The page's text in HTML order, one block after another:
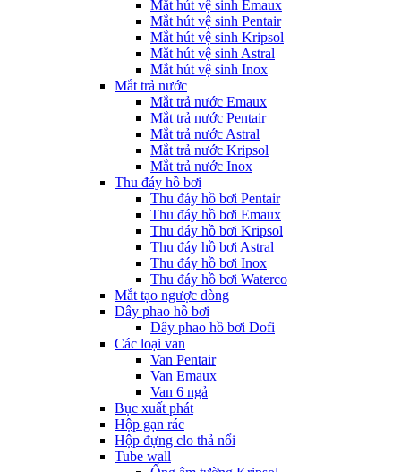
Mắt hút vệ sinh Emaux
Mắt hút vệ sinh Pentair
Mắt hút vệ sinh Kripsol
Mắt hút vệ sinh Astral
Mắt hút vệ sinh Inox
Mắt trả nước
Mắt trả nước Emaux
Mắt trả nước Pentair
Mắt trả nước Astral
Mắt trả nước Kripsol
Mắt trả nước Inox
Thu đáy hồ bơi
Thu đáy hồ bơi Pentair
Thu đáy hồ bơi Emaux
Thu đáy hồ bơi Kripsol
Thu đáy hồ bơi Astral
Thu đáy hồ bơi Inox
Thu đáy hồ bơi Waterco
Mắt tạo ngược dòng
Dây phao hồ bơi
Dây phao hồ bơi Dofi
Các loại van
Van Pentair
Van Emaux
Van 6 ngả
Bục xuất phát
Hộp gạn rác
Hộp đựng clo thả nổi
Tube wall